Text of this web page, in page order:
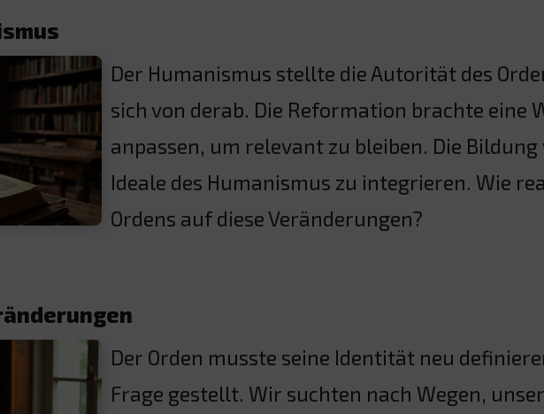
Der Humanismus stellte die Autorität des
sich von derab. Die Reformation brachte eine
anpassen, um relevant zu bleiben. Die
Ideale des Humanismus zu integrieren. Wie
Ordens auf diese Veränderungen?
Der Orden musste seine Identität neu
Frage gestellt. Wir suchten nach Wegen,